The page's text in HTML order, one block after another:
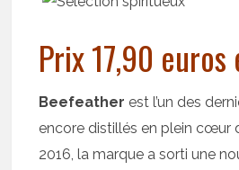
Prix 17,90 euros
Beefeather est l’un des
encore distillés en plein cœur
2016, la marque a sorti une